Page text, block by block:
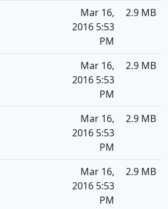
Mar 16,
2016 5:53
PM
2.9 MB
Mar 16,
2016 5:53
PM
2.9 MB
Mar 16,
2016 5:53
PM
2.9 MB
Mar 16,
2016 5:53
PM
2.9 MB